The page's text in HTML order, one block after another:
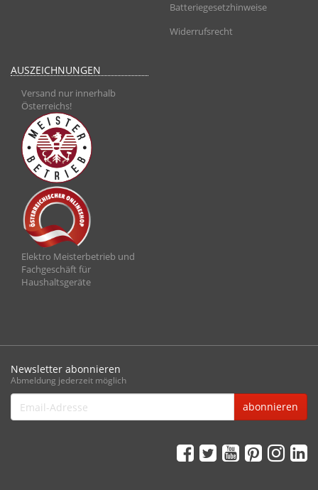
Batteriegesetzhinweise
Widerrufsrecht
AUSZEICHNUNGEN
Versand nur innerhalb
Österreichs!
Elektro Meisterbetrieb und
Fachgeschäft für
Haushaltsgeräte
Newsletter abonnieren
Abmeldung jederzeit möglich
Email-
Adresse
abonnieren